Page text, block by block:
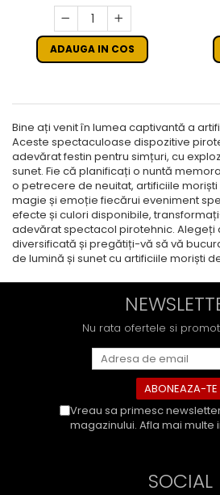
ADAUGA IN COS
Bine ați venit în lumea captivantă a
Aceste spectaculoase dispozitive
adevărat festin pentru simțuri, cu
sunet. Fie că planificați o nuntă
o petrecere de neuitat, artificiile
magie și emoție fiecărui eveniment
efecte și culori disponibile,
adevărat spectacol pirotehnic. Alegeți
diversificată și pregătiți-vă să vă
de lumină și sunet cu artificiile moriști
Nu rata ofertele si
Vreau sa primesc
magazinului. Afla mai multe
SOCIAL